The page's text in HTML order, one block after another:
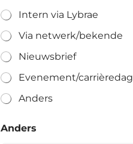
Intern via Lybrae
Via netwerk/bekende
Nieuwsbrief
Evenement/carrièredag
Anders
Anders